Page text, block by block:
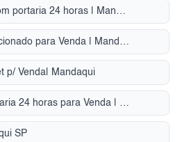
Alugar Apartamento com portaria 24 horas | Mandaqui
Sobrado com ar condicionado para Venda | Mandaqui
p/ Venda| Mandaqui
Apartamento com portaria 24 horas para Venda | Mandaqui
SP